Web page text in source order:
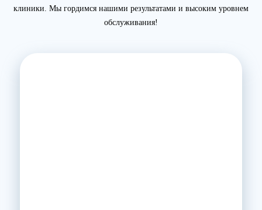
клиники. Мы гордимся нашими результатами и высоким уровнем
обслуживания!